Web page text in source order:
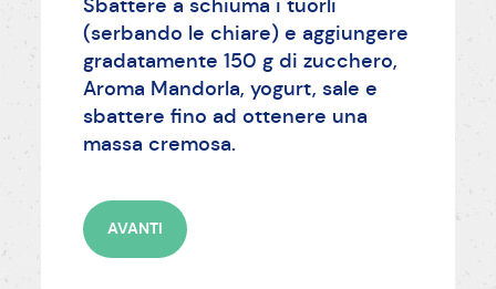
Sbattere a schiuma i tuorli
(serbando le chiare) e aggiungere
gradatamente 150 g di zucchero,
Aroma Mandorla, yogurt, sale e
sbattere fino ad ottenere una
massa cremosa.
AVANTI